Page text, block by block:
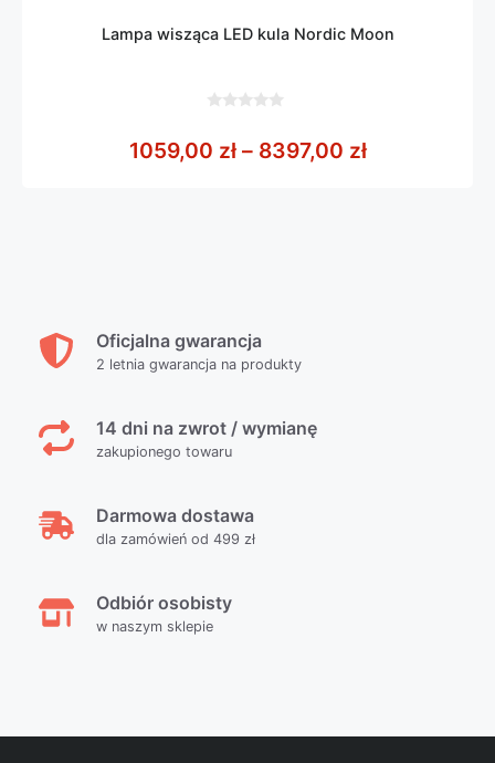
Lampa wisząca LED kula Nordic Moon
5
1059,00 zł – 8397,00 złZakres cen:
Oficjalna gwarancja
2 letnia gwarancja na produkty
14 dni na zwrot / wymianę
zakupionego towaru
Darmowa dostawa
dla zamówień od 499 zł
Odbiór osobisty
w naszym sklepie